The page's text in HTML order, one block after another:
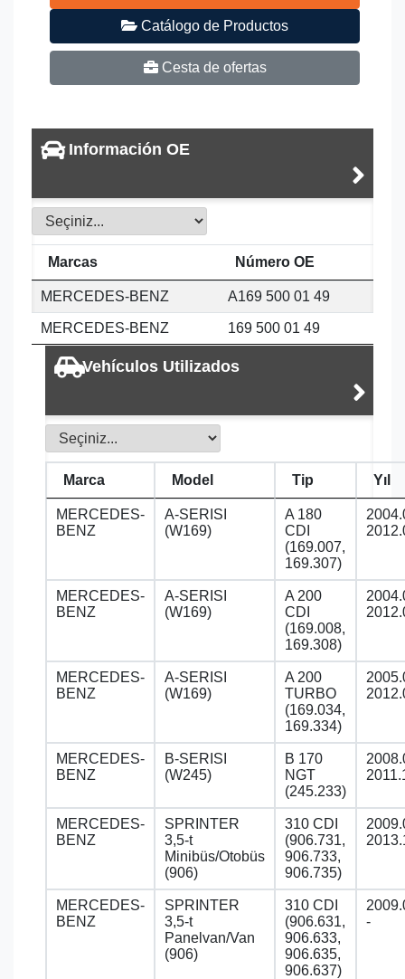
Catálogo de Productos
Cesta de ofertas
Información OE
Marcas Número OE
MERCEDES-BENZ A169 500 01 49
MERCEDES-BENZ 169 500 01 49
Vehículos Utilizados
Marca Model Tip Yıl
MERCEDES-
BENZ
A-SERISI
(W169)
A 180
CDI
(169.007,
169.307)
MERCEDES-
BENZ
A-SERISI
(W169)
A 200
CDI
(169.008,
169.308)
MERCEDES-
BENZ
A-SERISI
(W169)
A 200
TURBO
(169.034,
169.334)
MERCEDES-
BENZ
B-SERISI
(W245)
B 170
NGT
(245.233)
MERCEDES-
BENZ
SPRINTER
3,5-t
Minibüs/Otobüs
(906)
310 CDI
(906.731,
906.733,
906.735)
MERCEDES-
BENZ
SPRINTER
3,5-t
Panelvan/Van
(906)
310 CDI
(906.631,
906.633,
906.635,
906.637)
-